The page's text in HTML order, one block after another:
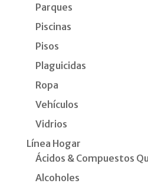
Parques
Piscinas
Pisos
Plaguicidas
Ropa
Vehículos
Vidrios
Línea Hogar
Ácidos & Compuestos
Alcoholes